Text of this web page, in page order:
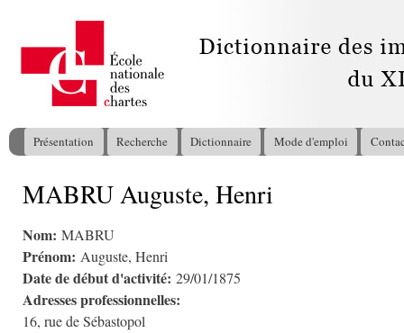
Menu principal
Présentation Recherche Dictionnaire Mode d'emploi
Vous êtes ici
MABRU Auguste, Henri
Nom: MABRU
Prénom: Auguste, Henri
Date de début d'activité: 29/01/1875
Adresses professionnelles:
16, rue de Sébastopol